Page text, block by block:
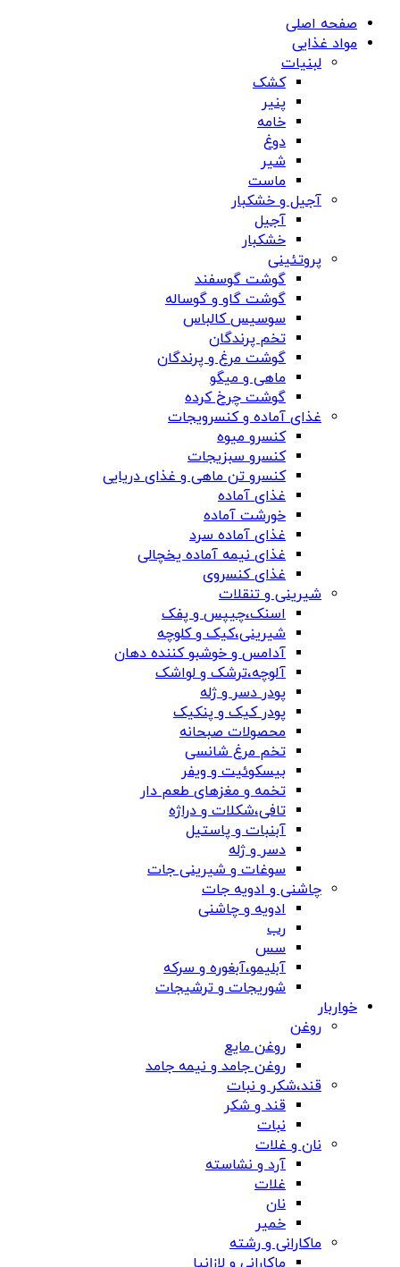
صفحه اصلی
مواد غذایی
لبنیات
کشک
پنیر
خامه
دوغ
شیر
ماست
آجیل و خشکبار
آجیل
خشکبار
پروتئینی
گوشت گوسفند
گوشت گاو و گوساله
سوسیس کالباس
تخم پرندگان
گوشت مرغ و پرندگان
ماهی و میگو
گوشت چرخ کرده
غذای آماده و کنسرویجات
کنسرو میوه
کنسرو سبزیجات
کنسرو تن ماهی و غذای دریایی
غذای آماده
خورشت آماده
غذای آماده سرد
غذای نیمه آماده یخچالی
غذای کنسروی
شیرینی و تنقلات
اسنک،چیپس و پفک
شیرینی،کیک و کلوچه
آدامس و خوشبو کننده دهان
آلوچه،ترشک و لواشک
پودر دسر و ژله
پودر کیک و پنکیک
محصولات صبحانه
تخم مرغ شانسی
بیسکوئیت و ویفر
تخمه و مغزهای طعم دار
تافی،شکلات و دراژه
آبنبات و پاستیل
دسر و ژله
سوغات و شیرینی جات
چاشنی و ادویه جات
ادویه و چاشنی
رب
سس
آبلیمو،آبغوره و سرکه
شوریجات و ترشیجات
خواربار
روغن
روغن مایع
روغن جامد و نیمه جامد
قند،شکر و نبات
قند و شکر
نبات
نان و غلات
آرد و نشاسته
غلات
نان
خمیر
ماکارانی و رشته